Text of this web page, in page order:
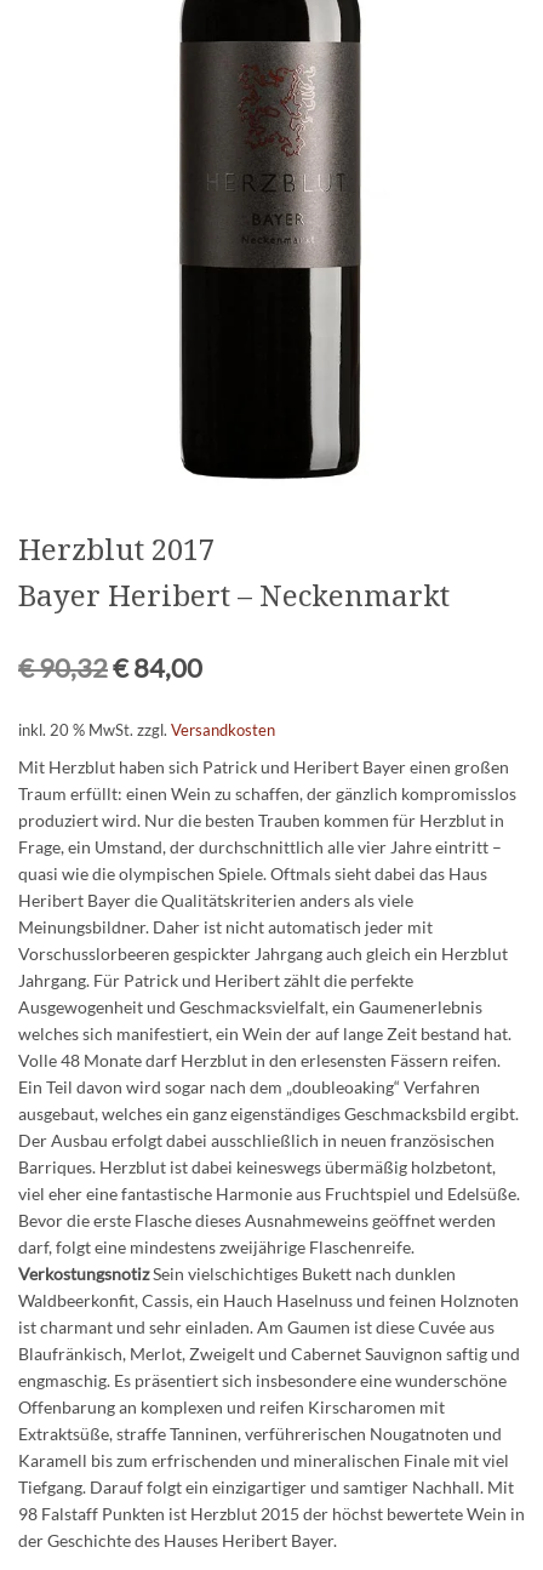
Herzblut 2017
Bayer Heribert – Neckenmarkt
€90,32€84,00
inkl. 20 % MwSt. zzgl. Versandkosten
Mit Herzblut haben sich Patrick und Heribert Bayer einen großen
Traum erfüllt: einen Wein zu schaffen, der gänzlich kompromisslos
produziert wird. Nur die besten Trauben kommen für Herzblut in
Frage, ein Umstand, der durchschnittlich alle vier Jahre eintritt –
quasi wie die olympischen Spiele. Oftmals sieht dabei das Haus
Heribert Bayer die Qualitätskriterien anders als viele
Meinungsbildner. Daher ist nicht automatisch jeder mit
Vorschusslorbeeren gespickter Jahrgang auch gleich ein Herzblut
Jahrgang. Für Patrick und Heribert zählt die perfekte
Ausgewogenheit und Geschmacksvielfalt, ein Gaumenerlebnis
welches sich manifestiert, ein Wein der auf lange Zeit bestand hat.
Volle 48 Monate darf Herzblut in den erlesensten Fässern reifen.
Ein Teil davon wird sogar nach dem „doubleoaking“ Verfahren
ausgebaut, welches ein ganz eigenständiges Geschmacksbild ergibt.
Der Ausbau erfolgt dabei ausschließlich in neuen französischen
Barriques. Herzblut ist dabei keineswegs übermäßig holzbetont,
viel eher eine fantastische Harmonie aus Fruchtspiel und Edelsüße.
Bevor die erste Flasche dieses Ausnahmeweins geöffnet werden
darf, folgt eine mindestens zweijährige Flaschenreife.
VerkostungsnotizSein vielschichtiges Bukett nach dunklen
Waldbeerkonfit, Cassis, ein Hauch Haselnuss und feinen Holznoten
ist charmant und sehr einladen. Am Gaumen ist diese Cuvée aus
Blaufränkisch, Merlot, Zweigelt und Cabernet Sauvignon saftig und
engmaschig. Es präsentiert sich insbesondere eine wunderschöne
Offenbarung an komplexen und reifen Kirscharomen mit
Extraktsüße, straffe Tanninen, verführerischen Nougatnoten und
Karamell bis zum erfrischenden und mineralischen Finale mit viel
Tiefgang. Darauf folgt ein einzigartiger und samtiger Nachhall. Mit
98 Falstaff Punkten ist Herzblut 2015 der höchst bewertete Wein in
der Geschichte des Hauses Heribert Bayer.